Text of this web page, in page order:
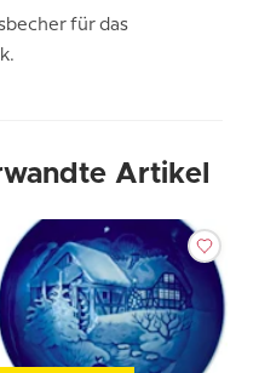
für das
Artikel